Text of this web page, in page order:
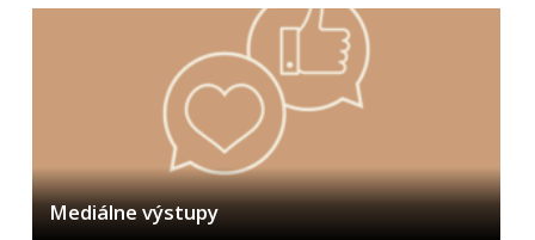
Odkanalizovanie MČ Rudlová
Mediálne výstupy